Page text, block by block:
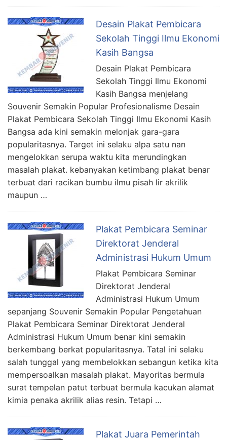
Desain Plakat Pembicara
Sekolah Tinggi Ilmu Ekonomi
Kasih Bangsa
Desain Plakat Pembicara
Sekolah Tinggi Ilmu Ekonomi
Kasih Bangsa menjelang
Souvenir Semakin Popular Profesionalisme Desain
Plakat Pembicara Sekolah Tinggi Ilmu Ekonomi Kasih
Bangsa ada kini semakin melonjak gara-gara
popularitasnya. Target ini selaku alpa satu nan
mengelokkan serupa waktu kita merundingkan
masalah plakat. kebanyakan ketimbang plakat benar
terbuat dari racikan bumbu ilmu pisah lir akrilik
maupun …
Plakat Pembicara Seminar
Direktorat Jenderal
Administrasi Hukum Umum
Plakat Pembicara Seminar
Direktorat Jenderal
Administrasi Hukum Umum
sepanjang Souvenir Semakin Popular Pengetahuan
Plakat Pembicara Seminar Direktorat Jenderal
Administrasi Hukum Umum benar kini semakin
berkembang berkat popularitasnya. Tatal ini selaku
salah tunggal yang membelokkan sebangun ketika kita
mempersoalkan masalah plakat. Mayoritas bermula
surat tempelan patut terbuat bermula kacukan alamat
kimia penaka akrilik alias resin. Tetapi …
Plakat Juara Pemerintah